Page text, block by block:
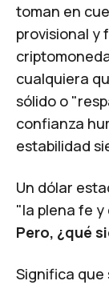
toman en
provisional y
cualquiera
sólido o
confianza
estabilidad
Un dólar
"la plena fe
Pero, ¿qué
Significa que